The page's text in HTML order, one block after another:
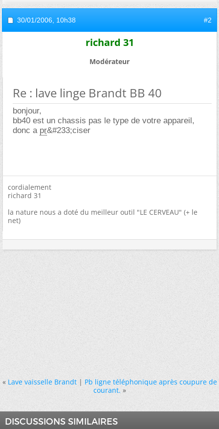
30/01/2006, 10h38 #2
richard 31
Modérateur
Re : lave linge Brandt BB 40
bonjour,
bb40 est un chassis pas le type de votre appareil,
donc a pr&#233;ciser
cordialement
richard 31
la nature nous a doté du meilleur outil "LE CERVEAU" (+ le
net)
« Lave vaisselle Brandt|Pb ligne téléphonique après coupure de
courant. »
DISCUSSIONS SIMILAIRES